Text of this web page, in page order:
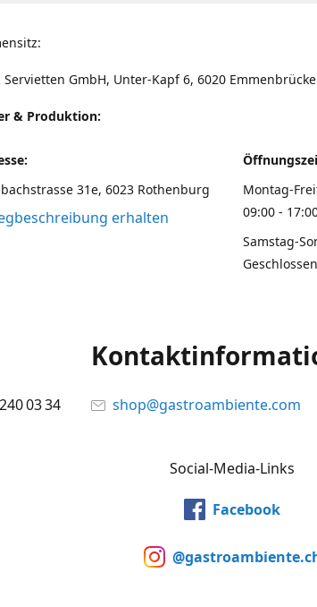
Servietten GmbH, Unter-Kapf 6, 6020 Emmenbrücke
& Produktion:
31e, 6023 Rothenburg
erhalten
Montag-
09:00 -
Samstag-
Geschlossen
03 34 shop@gastroambiente.com
Social-Media-Links
Facebook